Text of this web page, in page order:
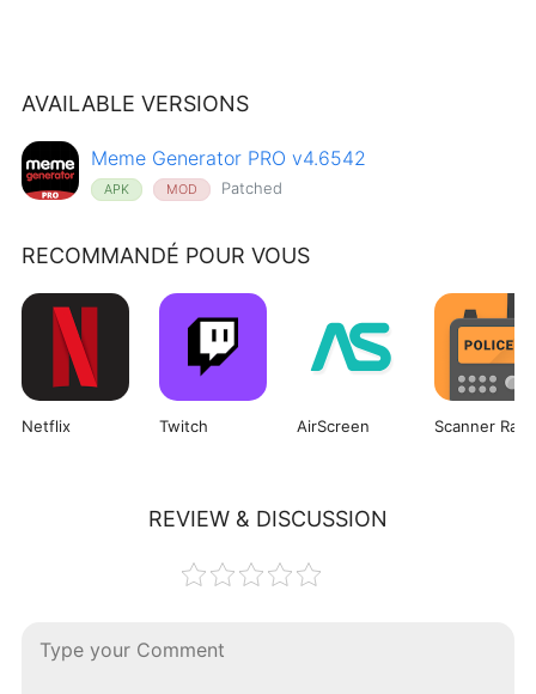
AVAILABLE VERSIONS
Meme Generator PRO v4.6542
APK MOD Patched
RECOMMANDÉ POUR VOUS
Netflix Twitch AirScreen
REVIEW & DISCUSSION